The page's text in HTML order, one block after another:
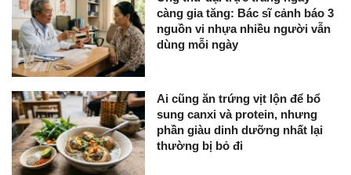
càng gia tăng: Bác sĩ cảnh báo 3
nguồn vi nhựa nhiều người vẫn
dùng mỗi ngày
Ai cũng ăn trứng vịt lộn để bổ
sung canxi và protein, nhưng
phần giàu dinh dưỡng nhất lại
thường bị bỏ đi